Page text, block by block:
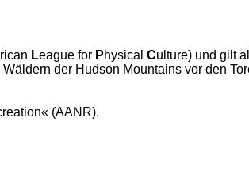
League for Physical Culture) und gilt
der Hudson Mountains vor den
(AANR).